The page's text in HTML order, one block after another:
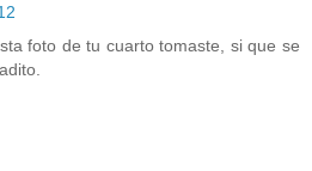
foto de tu cuarto tomaste, si que se